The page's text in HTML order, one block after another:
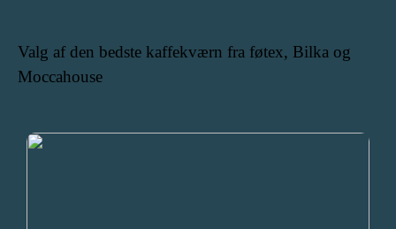
Valg af den bedste kaffekværn fra føtex, Bilka og
Moccahouse